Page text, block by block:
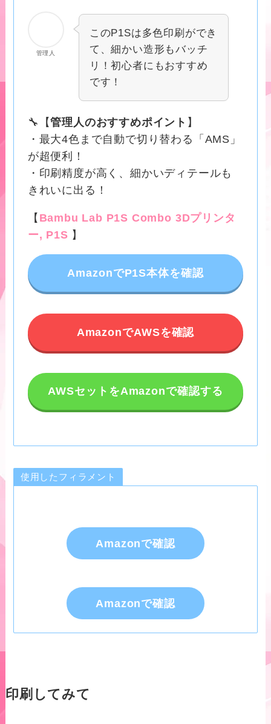
管理人
このP1Sは多色印刷ができ
て、細かい造形もバッチ
リ！初心者にもおすすめ
です！
🔧【管理人のおすすめポイント 】
・最大4色まで自動で切り替わる「AMS」
が超便利！
・印刷精度が高く、細かいディテールも
きれいに出る！
【 Bambu Lab P1S Combo 3Dプリンタ
ー, P1S 】
AmazonでP1S本体を確認
AmazonでAWSを確認
AWSセットをAmazonで確認する
使用したフィラメント
Amazonで確認
Amazonで確認
印刷してみて